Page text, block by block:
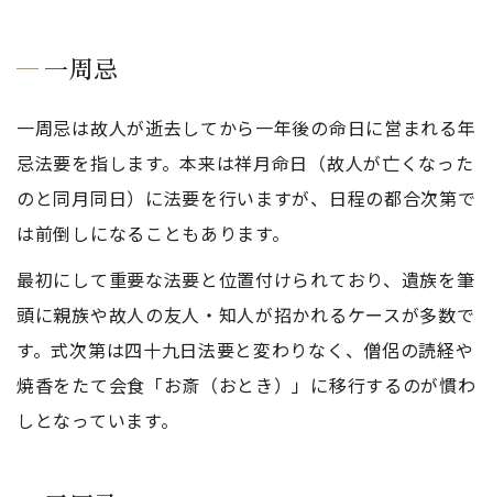
一周忌
一周忌は故人が逝去してから一年後の命日に営まれる年
忌法要を指します。本来は祥月命日（故人が亡くなった
のと同月同日）に法要を行いますが、日程の都合次第で
は前倒しになることもあります。
最初にして重要な法要と位置付けられており、遺族を筆
頭に親族や故人の友人・知人が招かれるケースが多数で
す。式次第は四十九日法要と変わりなく、僧侶の読経や
焼香をたて会食「お斎（おとき）」に移行するのが慣わ
しとなっています。